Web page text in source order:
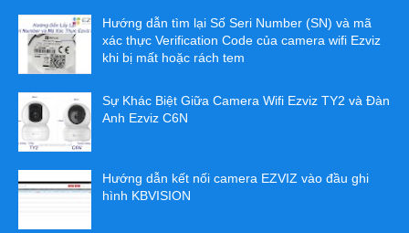
Hướng dẫn tìm lại Số Seri Number (SN) và mã
xác thực Verification Code của camera wifi Ezviz
khi bị mất hoặc rách tem
Sự Khác Biệt Giữa Camera Wifi Ezviz TY2 và Đàn
Anh Ezviz C6N
Hướng dẫn kết nối camera EZVIZ vào đầu ghi
hình KBVISION